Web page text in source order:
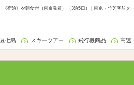
宿泊》夕朝食付（東京発着）（3泊5日） | 東京・竹芝客船タ
七島 スキーツアー 飛行機商品 高速